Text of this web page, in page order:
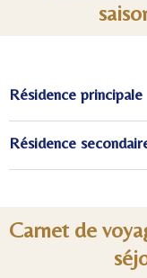
Résidence principale
Résidence
Carnet de